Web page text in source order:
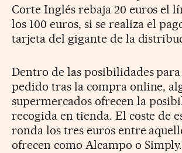
Corte Inglés rebaja 20 euros el
los 100 euros, si se realiza el
tarjeta del gigante de la
Dentro de las posibilidades
pedido tras la compra online,
supermercados ofrecen la
recogida en tienda. El coste de
ronda los tres euros entre
ofrecen como Alcampo o Simply.